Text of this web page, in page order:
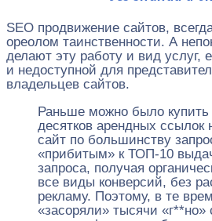
SEO продвижение сайтов,
ореолом таинственности. А
делают эту работу и вид услуг,
и недоступной для
владельцев сайтов.
Раньше можно было купить
десятков арендных ссылок
сайт по большинству
«прибитым» к ТОП-10
запроса, получая
все виды конверсий, без
рекламу. Поэтому, в те
«засоряли» тысячи «г**но»